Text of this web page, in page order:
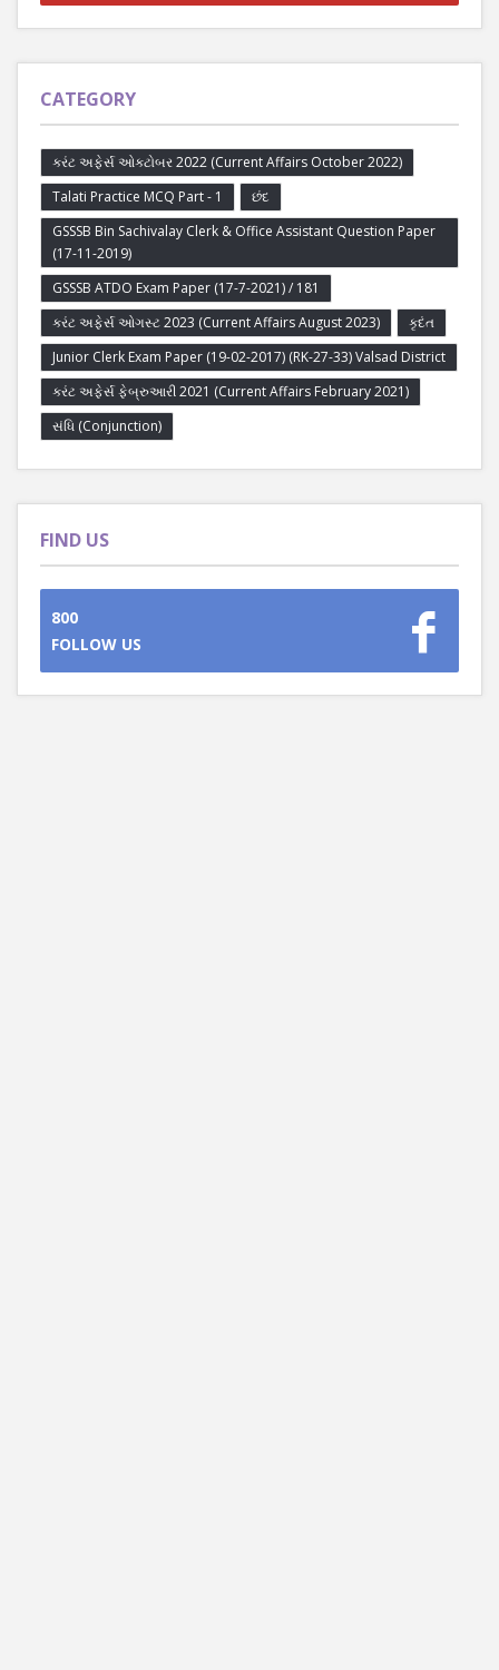
CATEGORY
કરંટ અફેર્સ ઓક્ટોબર 2022 (Current Affairs October 2022)
Talati Practice MCQ Part - 1
છંદ
GSSSB Bin Sachivalay Clerk & Office Assistant Question Paper
(17-11-2019)
GSSSB ATDO Exam Paper (17-7-2021) / 181
કરંટ અફેર્સ ઓગસ્ટ 2023 (Current Affairs August 2023)
કૃદંત
Junior Clerk Exam Paper (19-02-2017) (RK-27-33) Valsad District
કરંટ અફેર્સ ફેબ્રુઆરી 2021 (Current Affairs February 2021)
સંધિ (Conjunction)
FIND US
800
FOLLOW US